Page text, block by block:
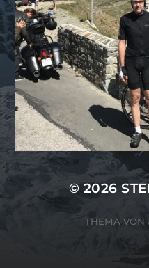
© 2026
THEMA VON